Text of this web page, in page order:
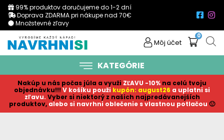
99% produktov doručujeme do 1-2 dní
Doprava ZDARMA pri nákupe nad 70€
Množstevné zľavy
Môj účet
0
KATEGÓRIE
Nakúp u nás počas júla a využi ZĽAVU -10% na celú tvoju
objednávku!!! V košíku použi kupón: august26 a uplatni si
zľavu. Vyber si niektorý z našich najpredávanejších
produktov, alebo si navrhni oblečenie s vlastnou potlačou 🙂